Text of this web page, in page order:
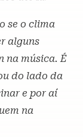
se o clima
alguns
na música. É
do lado da
e por aí
na